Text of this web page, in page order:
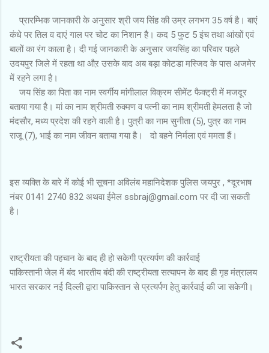
प्रारम्भिक जानकारी के अनुसार श्री जय सिंह की उम्र लगभग 35 वर्ष है। बाएं
कंधे पर तिल व दाएं गाल पर चोट का निशान है। कद 5 फुट 5 इंच तथा आंखों एवं
बालों का रंग काला है। दी गई जानकारी के अनुसार जयसिंह का परिवार पहले
उदयपुर जिले में रहता था औऱ उसके बाद अब बड़ा कोटडा मस्जिद के पास अजमेर
में रहने लगा है।
जय सिंह का पिता का नाम स्वर्गीय मांगीलाल विक्रम सीमेंट फैक्ट्री में मजदूर
बताया गया है। मां का नाम श्रीमती रुक्मण व पत्नी का नाम श्रीमती हेमलता है जो
मंदसौर, मध्य प्रदेश की रहने वाली है। पुत्री का नाम सुनीता (5), पुत्र का नाम
राजू (7), भाई का नाम जीवन बताया गया है। दो बहने निर्मला एवं ममता हैं।
इस व्यक्ति के बारे में कोई भी सूचना अविलंब महानिदेशक पुलिस जयपुर , *दूरभाष
नंबर 0141 2740 832 अथवा ईमेल ssbraj@gmail.com पर दी जा सकती
है।
राष्ट्रीयता की पहचान के बाद ही हो सकेगी प्रत्यर्पण की कार्रवाई
पाकिस्तानी जेल में बंद भारतीय बंदी की राष्ट्रीयता सत्यापन के बाद ही गृह मंत्रालय
भारत सरकार नई दिल्ली द्वारा पाकिस्तान से प्रत्यर्पण हेतु कार्रवाई की जा सकेगी।